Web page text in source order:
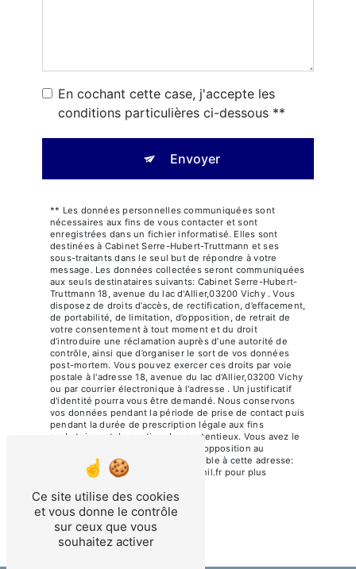
En cochant cette case, j'accepte les
conditions particulières ci-dessous **
Envoyer
** Les données personnelles communiquées sont
nécessaires aux fins de vous contacter et sont
enregistrées dans un fichier informatisé. Elles sont
destinées à Cabinet Serre-Hubert-Truttmann et ses
sous-traitants dans le seul but de répondre à votre
message. Les données collectées seront communiquées
aux seuls destinataires suivants: Cabinet Serre-Hubert-
Truttmann 18, avenue du lac d'Allier,03200 Vichy . Vous
disposez de droits d’accès, de rectification, d’effacement,
de portabilité, de limitation, d’opposition, de retrait de
votre consentement à tout moment et du droit
d’introduire une réclamation auprès d’une autorité de
contrôle, ainsi que d’organiser le sort de vos données
post-mortem. Vous pouvez exercer ces droits par voie
postale à l'adresse 18, avenue du lac d'Allier,03200 Vichy
ou par courrier électronique à l'adresse . Un justificatif
d'identité pourra vous être demandé. Nous conservons
vos données pendant la période de prise de contact puis
pendant la durée de prescription légale aux fins
probatoires et de gestion des contentieux. Vous avez le
droit de vous inscrire sur la liste d'opposition au
démarchage téléphonique, disponible à cette adresse:
Bloctel.gouv.fr. Consultez le site cnil.fr pour plus
Ce site utilise des cookies
et vous donne le contrôle
sur ceux que vous
souhaitez activer